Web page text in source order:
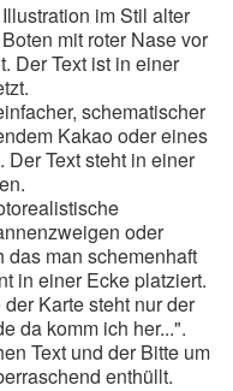
im Stil alter
mit roter Nase vor
Der Text ist in einer
schematischer
Kakao oder eines
Text steht in einer
oder
das man schemenhaft
in einer Ecke platziert.
Karte steht nur der
da komm ich her...".
Text und der Bitte um
enthüllt.